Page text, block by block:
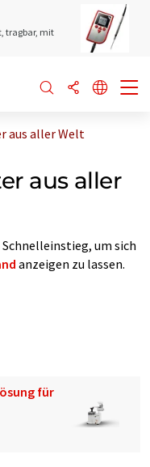
tragbar, mit
aus aller Welt
aus aller
um sich
anzeigen zu lassen.
für